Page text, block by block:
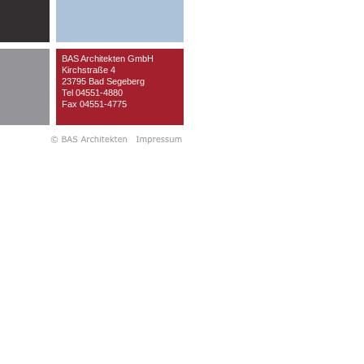
BAS Architekten GmbH
Kirchstraße 4
23795 Bad Segeberg
Tel 04551-4880
Fax 04551-4775